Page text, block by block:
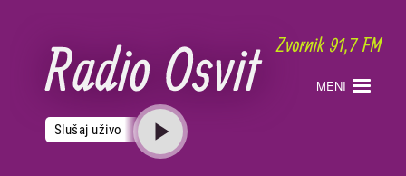
sadržaj
MENI
Slušaj uživo